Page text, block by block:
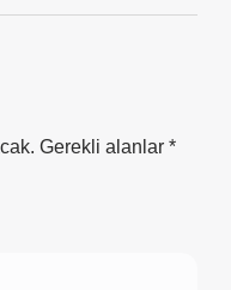
Gerekli alanlar *